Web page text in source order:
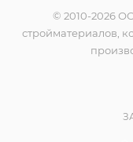
© 2010-2026
стройматериалов,